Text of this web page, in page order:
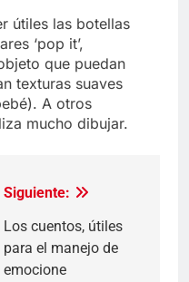
útiles las botellas
‘pop it’,
que puedan
texturas suaves
A otros
mucho dibujar.
Siguiente:
Los cuentos, útiles
para el manejo de
emocione